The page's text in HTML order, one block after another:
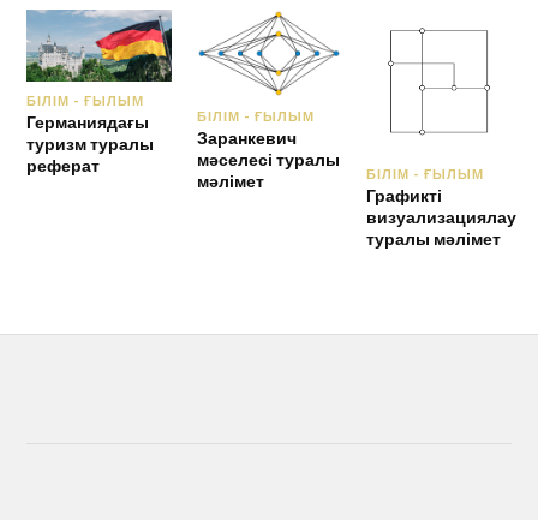
БІЛІМ - ҒЫЛЫМ
Германиядағы
туризм туралы
реферат
БІЛІМ - ҒЫЛЫМ
Заранкевич
мәселесі туралы
мәлімет
БІЛІМ - ҒЫЛЫМ
Графикті
визуализациялау
туралы мәлімет